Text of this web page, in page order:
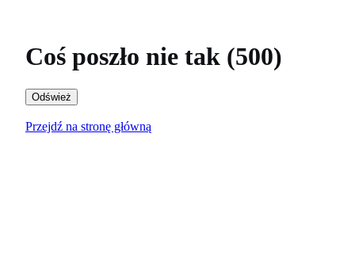
Coś poszło nie tak (500)
Odśwież
Przejdź na stronę główną